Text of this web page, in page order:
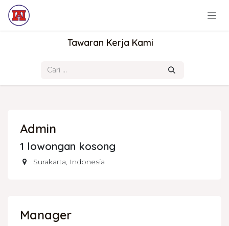
Skip ke Konten
Tawaran Kerja Kami
Admin
1 lowongan kosong
Surakarta, Indonesia
Manager